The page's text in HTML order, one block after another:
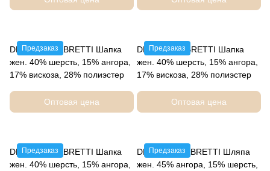
Предзаказ
DLIF70-13 FABRETTI Шапка
жен. 40% шерсть, 15% ангора,
17% вискоза, 28% полиэстер
Оптовая цена
Предзаказ
DLIF70-3 FABRETTI Шапка
жен. 40% шерсть, 15% ангора,
17% вискоза, 28% полиэстер
Оптовая цена
Предзаказ
DLIF74-45 FABRETTI Шапка
жен. 40% шерсть, 15% ангора,
Предзаказ
DLIF67-13 FABRETTI Шляпа
жен. 45% ангора, 15% шерсть,